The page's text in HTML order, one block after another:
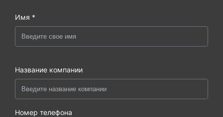
Имя *
Название компании
Номер телефона